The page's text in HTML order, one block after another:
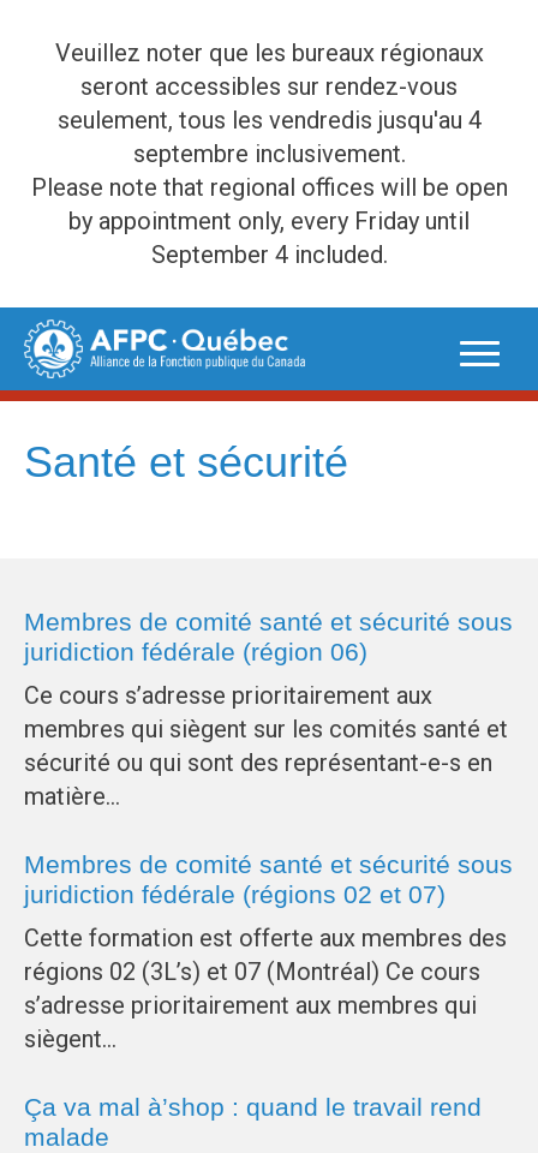
Veuillez noter que les bureaux régionaux
seront accessibles sur rendez-vous
seulement, tous les vendredis jusqu'au 4
septembre inclusivement.
Please note that regional offices will be open
by appointment only, every Friday until
September 4 included.
Skip
content
Santé et sécurité
Membres de comité santé et sécurité sous
juridiction fédérale (région 06)
Ce cours s’adresse prioritairement aux
membres qui siègent sur les comités santé et
sécurité ou qui sont des représentant-e-s en
matière…
Membres de comité santé et sécurité sous
juridiction fédérale (régions 02 et 07)
Cette formation est offerte aux membres des
régions 02 (3L’s) et 07 (Montréal) Ce cours
s’adresse prioritairement aux membres qui
siègent…
Ça va mal à’shop : quand le travail rend
malade